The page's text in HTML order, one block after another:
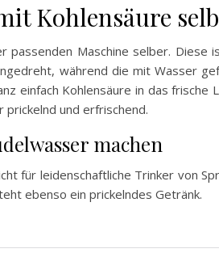
Kohlensäure
passenden Maschine selber.
während die mit Wasser
einfach Kohlensäure in das
und erfrischend.
machen
für leidenschaftliche Trinker von
ebenso ein prickelndes Getränk.